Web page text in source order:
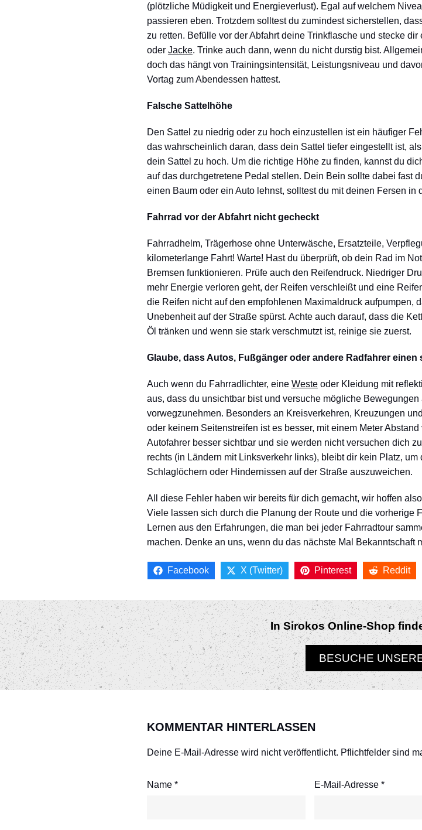
(plötzliche Müdigkeit und Energieverlust). Egal auf welchem
passieren eben. Trotzdem solltest du zumindest sicherstellen,
zu retten. Befülle vor der Abfahrt deine Trinkflasche und stecke
oder Jacke. Trinke auch dann, wenn du nicht durstig bist.
doch das hängt von Trainingsintensität, Leistungsniveau und
Vortag zum Abendessen hattest.
Falsche Sattelhöhe
Den Sattel zu niedrig oder zu hoch einzustellen ist ein häufiger
das wahrscheinlich daran, dass dein Sattel tiefer eingestellt ist,
dein Sattel zu hoch. Um die richtige Höhe zu finden, kannst du
auf das durchgetretene Pedal stellen. Dein Bein sollte dabei fast
einen Baum oder ein Auto lehnst, solltest du mit deinen Fersen in
Fahrrad vor der Abfahrt nicht gecheckt
Fahrradhelm, Trägerhose ohne Unterwäsche, Ersatzteile,
kilometerlange Fahrt! Warte! Hast du überprüft, ob dein Rad im
Bremsen funktionieren. Prüfe auch den Reifendruck. Niedriger
mehr Energie verloren geht, der Reifen verschleißt und eine
die Reifen nicht auf den empfohlenen Maximaldruck aufpumpen,
Unebenheit auf der Straße spürst. Achte auch darauf, dass die
Öl tränken und wenn sie stark verschmutzt ist, reinige sie zuerst.
Glaube, dass Autos, Fußgänger oder andere Radfahrer einen
Auch wenn du Fahrradlichter, eine Westeoder Kleidung mit
aus, dass du unsichtbar bist und versuche mögliche
vorwegzunehmen. Besonders an Kreisverkehren, Kreuzungen
oder keinem Seitenstreifen ist es besser, mit einem Meter
Autofahrer besser sichtbar und sie werden nicht versuchen dich
rechts (in Ländern mit Linksverkehr links), bleibt dir kein Platz,
Schlaglöchern oder Hindernissen auf der Straße auszuweichen.
All diese Fehler haben wir bereits für dich gemacht, wir hoffen
Viele lassen sich durch die Planung der Route und die vorherige
Lernen aus den Erfahrungen, die man bei jeder Fahrradtour
machen. Denke an uns, wenn du das nächste Mal Bekanntschaft
Facebook X (Twitter) Pinterest Reddit
In Sirokos Online-Shop
BESUCHE
KOMMENTAR HINTERLASSEN
Deine E-Mail-Adresse wird nicht veröffentlicht. Pflichtfelder sind
Name * E-Mail-Adresse *